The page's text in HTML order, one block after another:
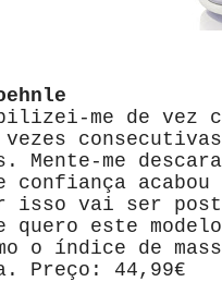
me de vez
Mente-me
confiança acabou
vai ser posta
quero este
o índice de
Preço: 44,99€